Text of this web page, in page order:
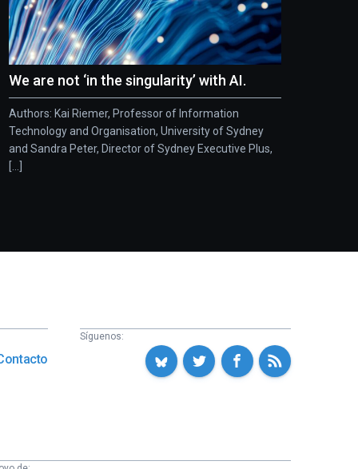
We are not ‘in the singularity’ with AI.
Authors: Kai Riemer, Professor of Information
Technology and Organisation, University of Sydney
and Sandra Peter, Director of Sydney Executive Plus,
Síguenos: